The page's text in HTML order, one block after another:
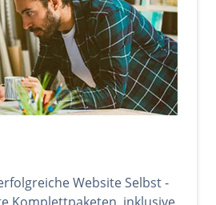
Website Selbst -